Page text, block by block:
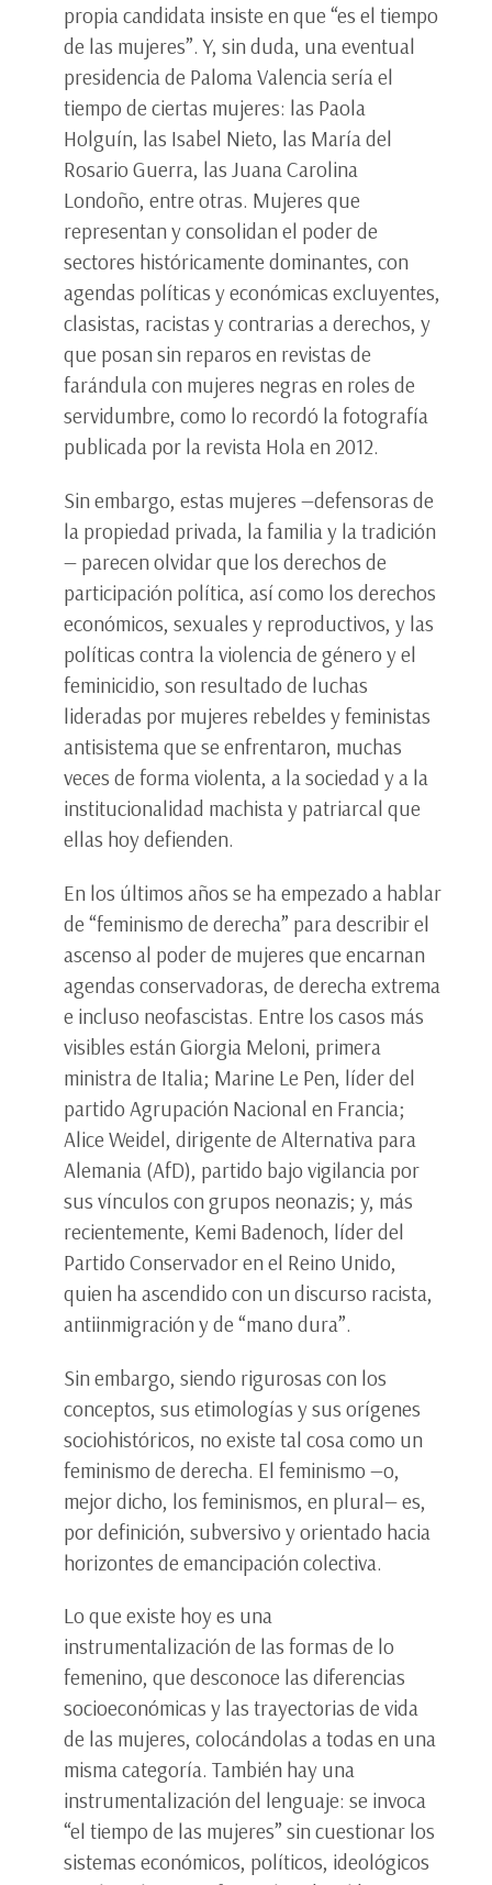
propia candidata insiste en que “es el tiempo
de las mujeres”. Y, sin duda, una eventual
presidencia de Paloma Valencia sería el
tiempo de ciertas mujeres: las Paola
Holguín, las Isabel Nieto, las María del
Rosario Guerra, las Juana Carolina
Londoño, entre otras. Mujeres que
representan y consolidan el poder de
sectores históricamente dominantes, con
agendas políticas y económicas excluyentes,
clasistas, racistas y contrarias a derechos, y
que posan sin reparos en revistas de
farándula con mujeres negras en roles de
servidumbre, como lo recordó la fotografía
publicada por la revista Hola en 2012.
Sin embargo, estas mujeres —defensoras de
la propiedad privada, la familia y la tradición
— parecen olvidar que los derechos de
participación política, así como los derechos
económicos, sexuales y reproductivos, y las
políticas contra la violencia de género y el
feminicidio, son resultado de luchas
lideradas por mujeres rebeldes y feministas
antisistema que se enfrentaron, muchas
veces de forma violenta, a la sociedad y a la
institucionalidad machista y patriarcal que
ellas hoy defienden.
En los últimos años se ha empezado a hablar
de “feminismo de derecha” para describir el
ascenso al poder de mujeres que encarnan
agendas conservadoras, de derecha extrema
e incluso neofascistas. Entre los casos más
visibles están Giorgia Meloni, primera
ministra de Italia; Marine Le Pen, líder del
partido Agrupación Nacional en Francia;
Alice Weidel, dirigente de Alternativa para
Alemania (AfD), partido bajo vigilancia por
sus vínculos con grupos neonazis; y, más
recientemente, Kemi Badenoch, líder del
Partido Conservador en el Reino Unido,
quien ha ascendido con un discurso racista,
antiinmigración y de “mano dura”.
Sin embargo, siendo rigurosas con los
conceptos, sus etimologías y sus orígenes
sociohistóricos, no existe tal cosa como un
feminismo de derecha. El feminismo —o,
mejor dicho, los feminismos, en plural— es,
por definición, subversivo y orientado hacia
horizontes de emancipación colectiva.
Lo que existe hoy es una
instrumentalización de las formas de lo
femenino, que desconoce las diferencias
socioeconómicas y las trayectorias de vida
de las mujeres, colocándolas a todas en una
misma categoría. También hay una
instrumentalización del lenguaje: se invoca
“el tiempo de las mujeres” sin cuestionar los
sistemas económicos, políticos, ideológicos